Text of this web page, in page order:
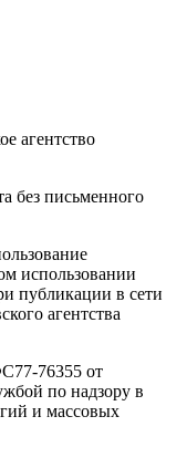
агентство
без письменного
использовании
публикации в сети
агентства
76355 от
по надзору в
и массовых